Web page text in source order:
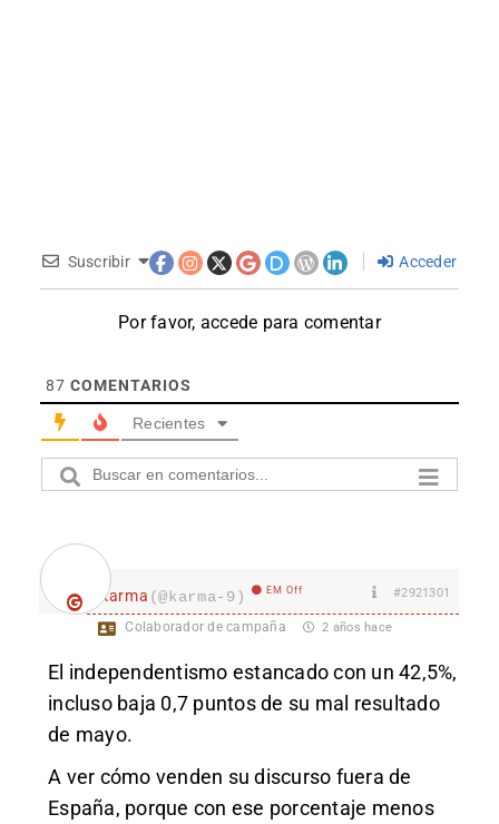
Suscribir Acceder
Por favor, accede para comentar
87 COMENTARIOS
Recientes
karma (@karma-9) EM Off #2921301
Colaborador de campaña 2 años hace
El independentismo estancado con un 42,5%,
incluso baja 0,7 puntos de su mal resultado
de mayo.
A ver cómo venden su discurso fuera de
España, porque con ese porcentaje menos